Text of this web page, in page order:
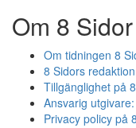
Om 8 Sidor
Om tidningen 8
8 Sidors redaktion
Tillgänglighet på
Ansvarig utgivare:
Privacy policy på